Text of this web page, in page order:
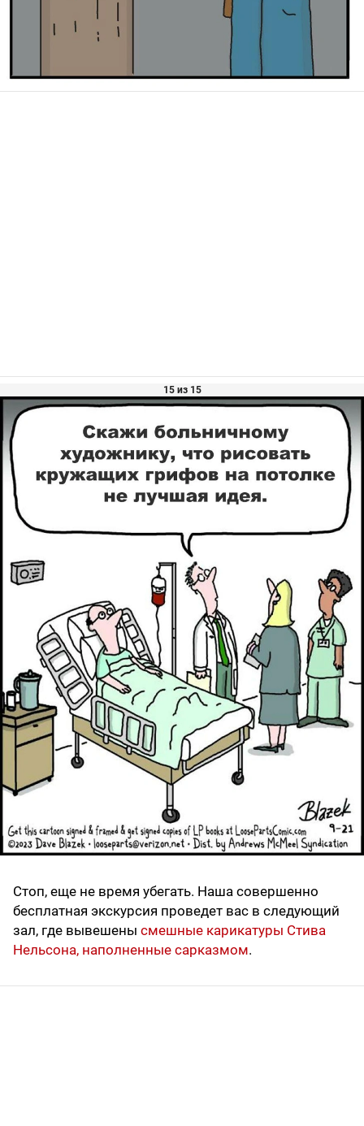
15 из 15
Стоп, еще не время убегать. Наша совершенно
бесплатная экскурсия проведет вас в следующий
зал, где вывешены смешные карикатуры Стива
Нельсона, наполненные сарказмом.